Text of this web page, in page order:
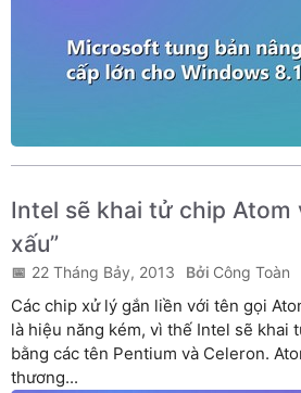
Intel sẽ khai tử chip Atom
xấu”
22 Tháng Bảy, 2013 Công Toàn
Các chip xử lý gắn liền với tên gọi
là hiệu năng kém, vì thế Intel sẽ khai
bằng các tên Pentium và Celeron.
thương...